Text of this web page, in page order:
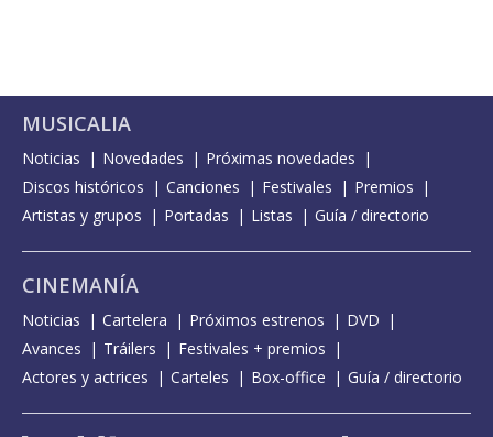
MUSICALIA
Noticias Novedades
Próximas novedades
Discos históricos
Canciones Festivales
Premios
Artistas y grupos
Portadas Listas Guía / directorio
CINEMANÍA
Noticias Cartelera Próximos estrenos
DVD
Avances
Tráilers
Festivales + premios
Actores y actrices
Carteles Box-office Guía / directorio